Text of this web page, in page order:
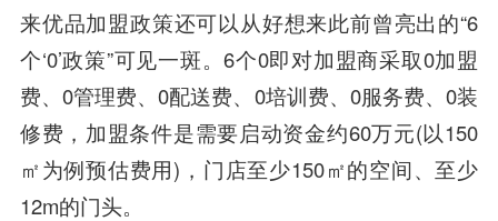
来优品加盟政策还可以从好想来此前曾亮出的“6
个‘0’政策”可见一斑。6个0即对加盟商采取0加盟
费、0管理费、0配送费、0培训费、0服务费、0装
修费，加盟条件是需要启动资金约60万元(以150
㎡为例预估费用)，门店至少150㎡的空间、至少
12m的门头。